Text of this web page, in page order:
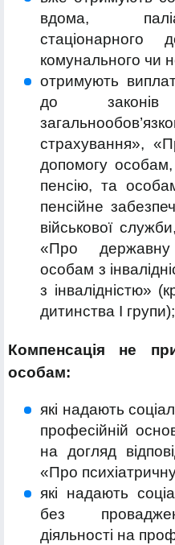
вдома,
стаціонарного
комунального чи
отримують
до
страхування»,
допомогу
пенсію, та
пенсійне
військової
«Про державну
особам з
з інвалідністю»
дитинства І групи);
Компенсація не
особам:
які надають
професійній
на догляд
«Про
які надають
без
діяльності на